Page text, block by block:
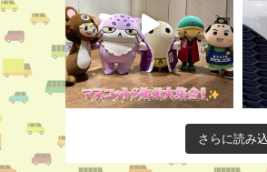
さらに読み